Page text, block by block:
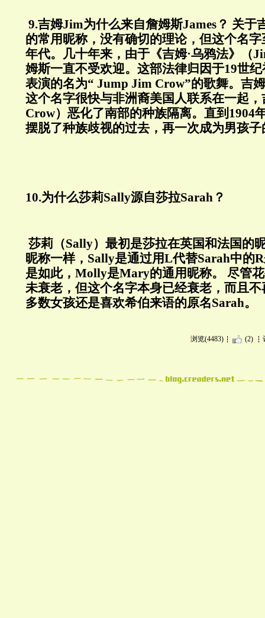
9.吉姆Jim为什么来自詹姆斯James ？ 关于
的常用昵称，没有确切的理论，但这个名
年代。几十年来，由于《吉姆·乌鸦法》（
姆斯一直不受欢迎。这部法律归因于19世纪
表演的名为“ Jump Jim Crow”的歌舞。吉
这个名字很快与非洲裔美国人联系在一起，
Crow）恶化了南部的种族隔离。直到 1904
摆脱了种族歧视的过去，再一次成为男孩
10.为什么莎莉Sally源自莎拉Sarah ？
莎莉（Sally）最初是莎拉在英国和法国的
昵称一样， Sally是通过用L代替Sarah中的R
是如此， Molly是Mary的通用昵称。
尽管
未衰老，但这个名字本身已经衰老，而且不
多数女孩还是喜欢希伯来语的原名Sarah。
浏览(4483) (2)